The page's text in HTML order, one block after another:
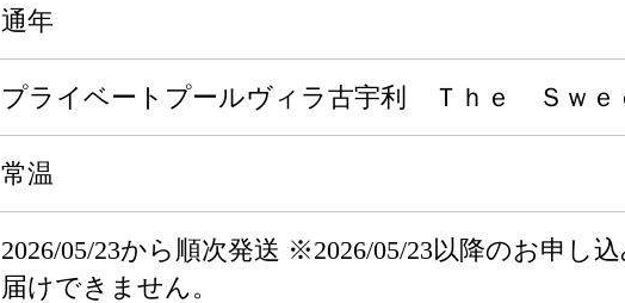
通年
プライベートプールヴィラ古宇利 Ｔｈｅ Ｓｗｅ
常温
2026/05/23から順次発送 ※2026/05/23以降のお申
届けできません。